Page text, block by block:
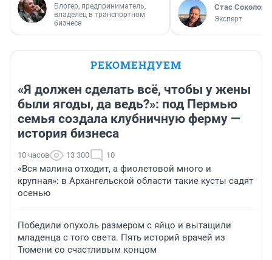
Блогер, предприниматель,
владелец в транспортном
бизнесе
Стас Соколов
Эксперт
РЕКОМЕНДУЕМ
«Я должен сделать всё, чтобы у жены
были ягоды, да ведь?»: под Пермью
семья создала клубничную ферму —
история бизнеса
10 часов 13 300 10
«Вся малина отходит, а фиолетовой много и
крупная»: в Архангельской области такие кусты садят
осенью
Победили опухоль размером с яйцо и вытащили
младенца с того света. Пять историй врачей из
Тюмени со счастливым концом